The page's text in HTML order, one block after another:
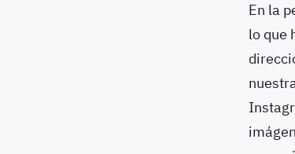
En la
lo que